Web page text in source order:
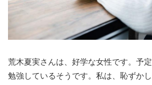
荒木夏実さんは、好学な女性です。予
勉強しているそうです。私は、恥ずか